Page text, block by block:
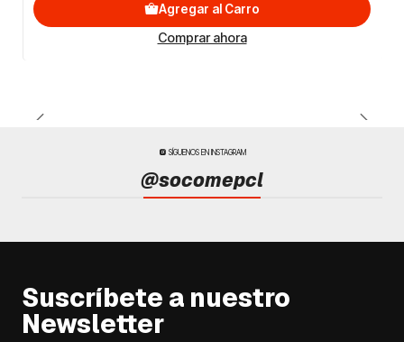
Agregar al Carro
Comprar ahora
SÍGUENOS EN INSTAGRAM
@socomepcl
Suscríbete a nuestro
Newsletter